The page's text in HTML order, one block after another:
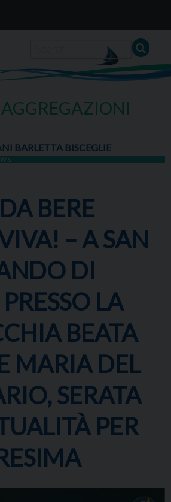
BARLETTA BISCEGLIE
BERE
– A SAN
DI
LA
BEATA
MARIA DEL
SERATA
PER